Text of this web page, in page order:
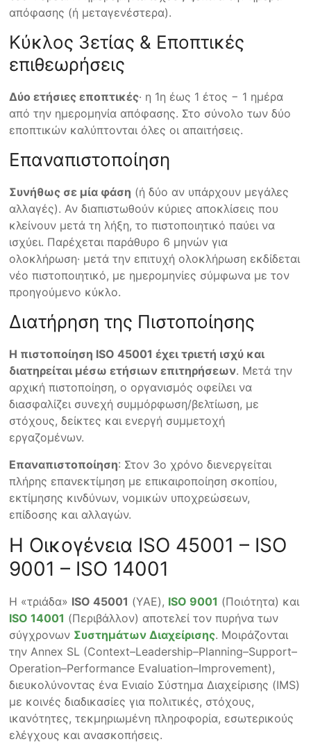
απόφασης (ή μεταγενέστερα).
Κύκλος 3ετίας & Εποπτικές
επιθεωρήσεις
Δύο ετήσιες εποπτικές· η 1η έως 1 έτος − 1 ημέρα
από την ημερομηνία απόφασης. Στο σύνολο των δύο
εποπτικών καλύπτονται όλες οι απαιτήσεις.
Επαναπιστοποίηση
Συνήθως σε μία φάση (ή δύο αν υπάρχουν μεγάλες
αλλαγές). Αν διαπιστωθούν κύριες αποκλίσεις που
κλείνουν μετά τη λήξη, το πιστοποιητικό παύει να
ισχύει. Παρέχεται παράθυρο 6 μηνών για
ολοκλήρωση· μετά την επιτυχή ολοκλήρωση εκδίδεται
νέο πιστοποιητικό, με ημερομηνίες σύμφωνα με τον
προηγούμενο κύκλο.
Διατήρηση της Πιστοποίησης
Η πιστοποίηση ISO 45001 έχει τριετή ισχύ και
διατηρείται μέσω ετήσιων επιτηρήσεων. Μετά την
αρχική πιστοποίηση, ο οργανισμός οφείλει να
διασφαλίζει συνεχή συμμόρφωση/βελτίωση, με
στόχους, δείκτες και ενεργή συμμετοχή
εργαζομένων.
Επαναπιστοποίηση: Στον 3ο χρόνο διενεργείται
πλήρης επανεκτίμηση με επικαιροποίηση σκοπίου,
εκτίμησης κινδύνων, νομικών υποχρεώσεων,
επίδοσης και αλλαγών.
Η Οικογένεια ISO 45001 – ISO
9001 – ISO 14001
Η «τριάδα» ISO 45001 (ΥΑΕ), ISO 9001 (Ποιότητα) και
ISO 14001 (Περιβάλλον) αποτελεί τον πυρήνα των
σύγχρονων Συστημάτων Διαχείρισης. Μοιράζονται
την Annex SL (Context–Leadership–Planning–Support–
Operation–Performance Evaluation–Improvement),
διευκολύνοντας ένα Ενιαίο Σύστημα Διαχείρισης (IMS)
με κοινές διαδικασίες για πολιτικές, στόχους,
ικανότητες, τεκμηριωμένη πληροφορία, εσωτερικούς
ελέγχους και ανασκοπήσεις.